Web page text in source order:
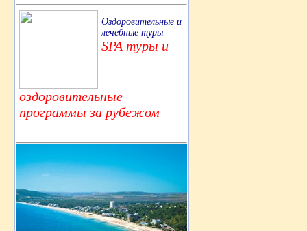
Оздоровительные и
лечебные туры
SPA туры и
оздоровительные
программы за рубежом